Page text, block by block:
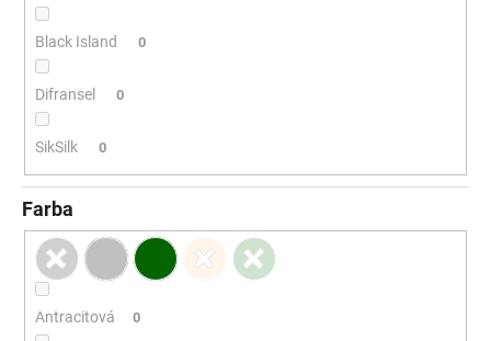
Black Island 0
Difransel 0
SikSilk 0
Farba
Antracitová 0